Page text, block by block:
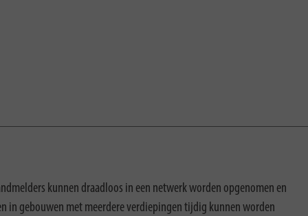
kunnen draadloos in een netwerk worden opgenomen en
in gebouwen met meerdere verdiepingen tijdig kunnen worden